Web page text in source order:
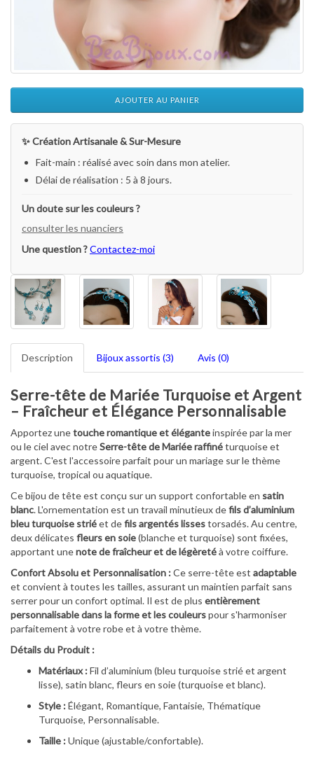
AJOUTER AU PANIER
✨ Création Artisanale & Sur-Mesure
Fait-main : réalisé avec soin dans mon atelier.
Délai de réalisation : 5 à 8 jours.
Un doute sur les couleurs ?
consulter les nuanciers
Une question ?Contactez-moi
Description Bijoux assortis (3) Avis (0)
Serre-tête de Mariée Turquoise et Argent
– Fraîcheur et Élégance Personnalisable
Apportez unetouche romantique et éléganteinspirée par la mer
ou le ciel avec notreSerre-tête de Mariée raffinéturquoise et
argent. C'est l'accessoire parfait pour un mariage sur le thème
turquoise, tropical ou aquatique.
Ce bijou de tête est conçu sur un support confortable en satin
blanc. L'ornementation est un travail minutieux defils d’aluminium
bleu turquoise striéet defils argentés lissestorsadés. Au centre,
deux délicates fleurs en soie(blanche et turquoise) sont fixées,
apportant unenote de fraîcheur et de légèretéà votre coiffure.
Confort Absolu et Personnalisation :Ce serre-tête est adaptable
et convient à toutes les tailles, assurant un maintien parfait sans
serrer pour un confort optimal. Il est de plus entièrement
personnalisable dans la forme et les couleurspour s'harmoniser
parfaitement à votre robe et à votre thème.
Détails du Produit :
Matériaux :Fil d’aluminium (bleu turquoise strié et argent
lisse), satin blanc, fleurs en soie (turquoise et blanc).
Style :Élégant, Romantique, Fantaisie, Thématique
Turquoise, Personnalisable.
Taille :Unique (ajustable/confortable).